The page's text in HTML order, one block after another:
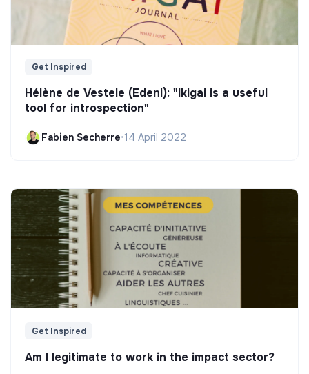
Get Inspired
Hélène de Vestele (Edeni): "Ikigai is a useful
tool for introspection"
Fabien Secherre•14 April 2022
Get Inspired
Am I legitimate to work in the impact sector?